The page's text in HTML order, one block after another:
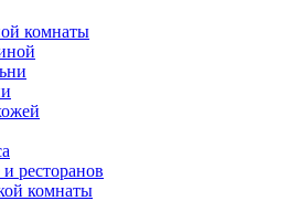
комнаты
ресторанов
комнаты